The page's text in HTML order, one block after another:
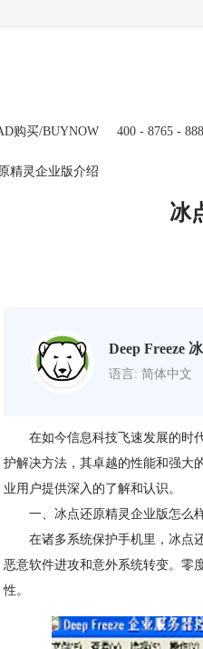
购买/BUYNOW
400 - 8765 - 888
精灵企业版介绍
冰
Deep Freeze
语言: 简体中文
在如今信息科技飞速发展的时代
护解决方法，其卓越的性能和强大
业用户提供深入的了解和认识。
一、冰点还原精灵企业版怎么
在诸多系统保护手机里，冰点还
恶意软件进攻和意外系统转变。零
性。